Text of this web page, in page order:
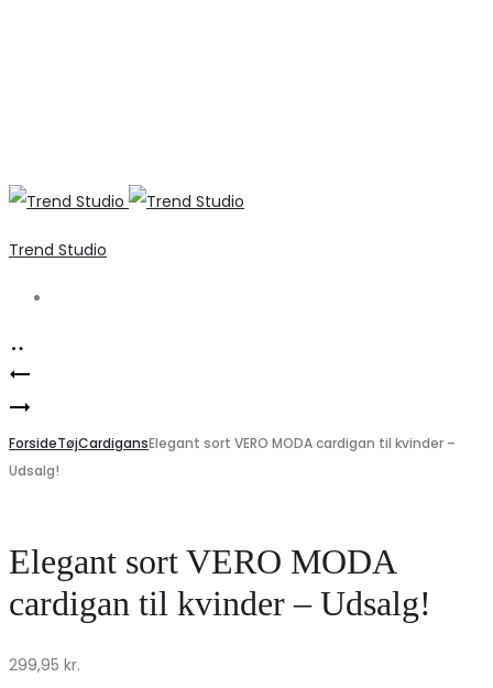
Trend Studio
Product
navigation
Chateau
denimshorts
kvinder
–
Sommerens
have!
Stilfulde
ONLY
Bukser
Dame
i
Blue
DOUBLE
ForsideTøjCardigansElegant sort VERO MODA cardigan til kvinder –
Udsalg!
Elegant sort VERO MODA
cardigan til kvinder – Udsalg!
299,95 kr.